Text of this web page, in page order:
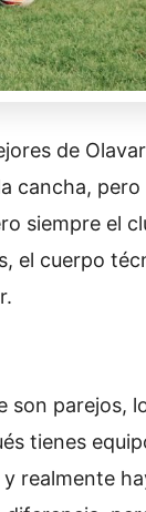
de
cancha,
siempre el
el cuerpo
son parejos,
tienes
realmente